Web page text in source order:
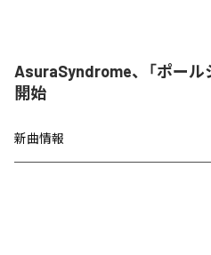
AsuraSyndrome、「ポール
開始
新曲情報